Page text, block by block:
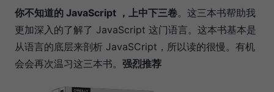
你不知道的 JavaScript ，上中下三卷。这三本书帮助我
更加深入的了解了 JavaScript 这门语言。这本书基本是
从语言的底层来剖析 JavaSCript，所以读的很慢。有机
会会再次温习这三本书。 强烈推荐